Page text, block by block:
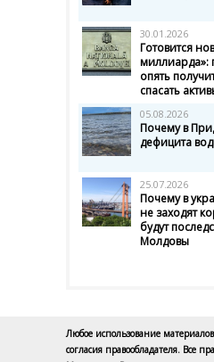
30.01.2026
Готовится
миллиарда»:
опять
спасать
05.08.2026
Почему в
дефицита
25.07.2026
Почему в
не заходят
будут
Молдовы
Любое использование материалов
согласия правообладателя. Все